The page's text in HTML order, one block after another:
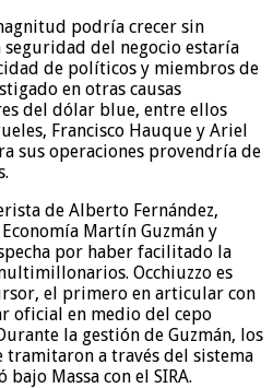
podría crecer sin
seguridad del negocio estaría
de políticos y miembros de
en otras causas
del dólar blue, entre ellos
Francisco Hauque y Ariel
sus operaciones provendría de
de Alberto Fernández,
Martín Guzmán y
por haber facilitado la
Occhiuzzo es
el primero en articular con
oficial en medio del cepo
la gestión de Guzmán, los
a través del sistema
Massa con el SIRA.